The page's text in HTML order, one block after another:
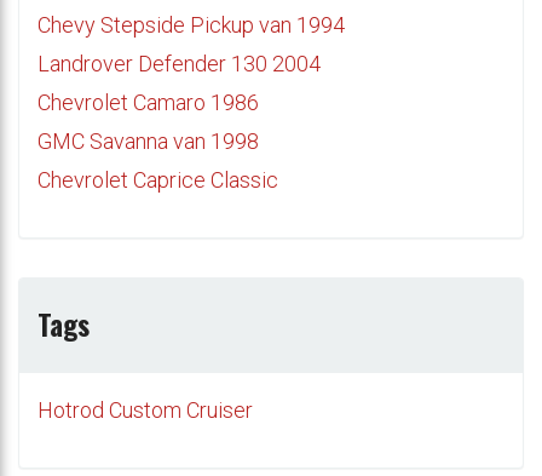
Chevy Stepside Pickup van 1994
Landrover Defender 130 2004
Chevrolet Camaro 1986
GMC Savanna van 1998
Chevrolet Caprice Classic
Tags
Hotrod Custom Cruiser